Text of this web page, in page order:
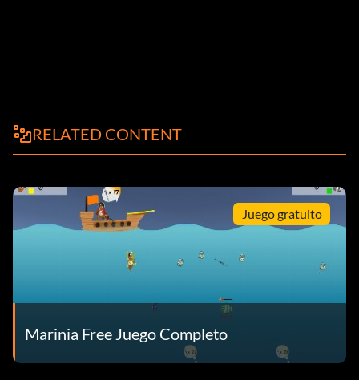
RELATED CONTENT
Juego gratuito
Marinia Free Juego Completo